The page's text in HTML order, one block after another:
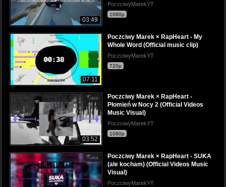
03:49
PoczciwyMarekYT
1080p
07:11
Poczciwy Marek × RapHeart - My
Whole Word (Official music clip)
PoczciwyMarekYT
720p
03:52
Poczciwy Marek × RapHeart -
Płomień w Nocy 2 (Official Videos
Music Visual)
PoczciwyMarekYT
1080p
Poczciwy Marek × RapHeart - SUKA
(ale kocham) (Official Videos Music
Visual)
PoczciwyMarekYT